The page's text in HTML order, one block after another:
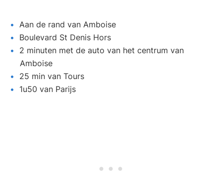
Aan de rand van Amboise
Boulevard St Denis Hors
2 minuten met de auto van het centrum van
Amboise
25 min van Tours
1u50 van Parijs